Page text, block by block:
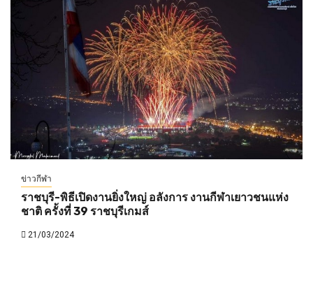
ข่าวกีฬา
ราชบุรี-พิธีเปิดงานยิ่งใหญ่ อลังการ งานกีฬาเยาวชนแห่ง
ชาติ ครั้งที่ 39 ราชบุรีเกมส์
21/03/2024